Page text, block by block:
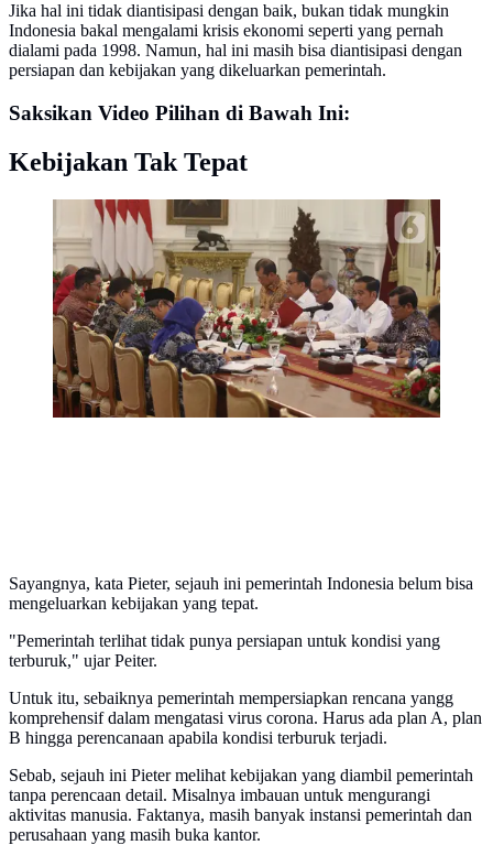
Jika hal ini tidak diantisipasi dengan baik, bukan tidak mungkin
Indonesia bakal mengalami krisis ekonomi seperti yang pernah
dialami pada 1998. Namun, hal ini masih bisa diantisipasi dengan
persiapan dan kebijakan yang dikeluarkan pemerintah.
Saksikan Video Pilihan di Bawah Ini:
Kebijakan Tak Tepat
Presiden Joko Widodo atau Jokowi (ketiga kanan)
memimpin ratas penanganan banjir di Istana Merdeka,
Jakarta, Rabu (8/1). Jokowi meminta Gubernur DKI
Jakarta Anies Baswedan, Gubernur Jabar Ridwan
Kamil hingga Gubernur Banten Wahidin Halim
mengevaluasi penanganan banjir.
(Liputan6.com/Angga Yuniar)
Sayangnya, kata Pieter, sejauh ini pemerintah Indonesia belum bisa
mengeluarkan kebijakan yang tepat.
"Pemerintah terlihat tidak punya persiapan untuk kondisi yang
terburuk," ujar Peiter.
Untuk itu, sebaiknya pemerintah mempersiapkan rencana yangg
komprehensif dalam mengatasi virus corona. Harus ada plan A, plan
B hingga perencanaan apabila kondisi terburuk terjadi.
Sebab, sejauh ini Pieter melihat kebijakan yang diambil pemerintah
tanpa perencaan detail. Misalnya imbauan untuk mengurangi
aktivitas manusia. Faktanya, masih banyak instansi pemerintah dan
perusahaan yang masih buka kantor.